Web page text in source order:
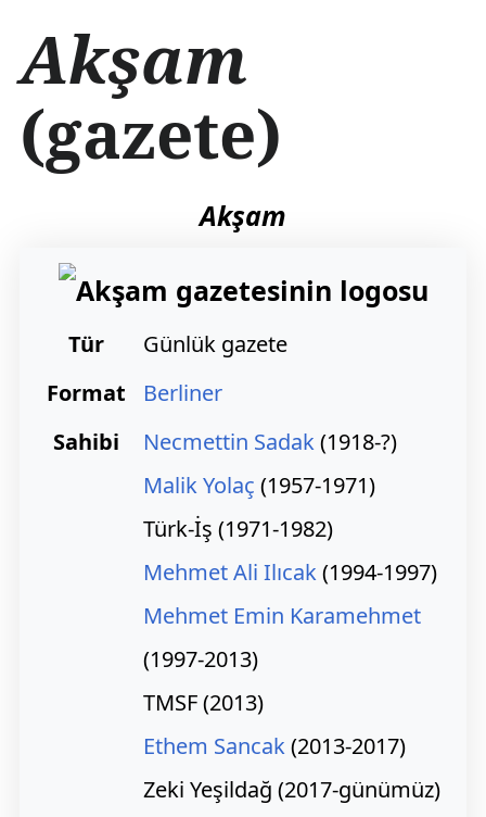
r
ğ
e
Akşam
(gazete)
Akşam
Tür
Günlük gazete
Format
Berliner
Sahibi
Necmettin Sadak(1918-?)
Malik Yolaç (1957-1971)
Türk-İş (1971-1982)
Mehmet Ali Ilıcak(1994-1997)
Mehmet Emin Karamehmet
(1997-2013)
TMSF (2013)
Ethem Sancak(2013-2017)
Zeki Yeşildağ (2017-günümüz)